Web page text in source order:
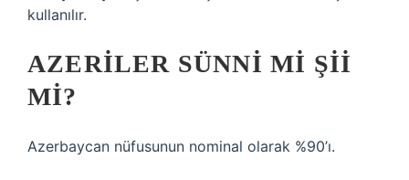
kullanılır.
AZERILER SÜNNI MI ŞII
MI?
Azerbaycan nüfusunun nominal olarak %90’ı.